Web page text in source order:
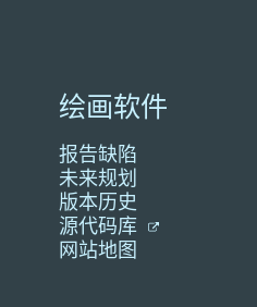
绘画软件
报告缺陷
未来规划
版本历史
源代码库
网站地图